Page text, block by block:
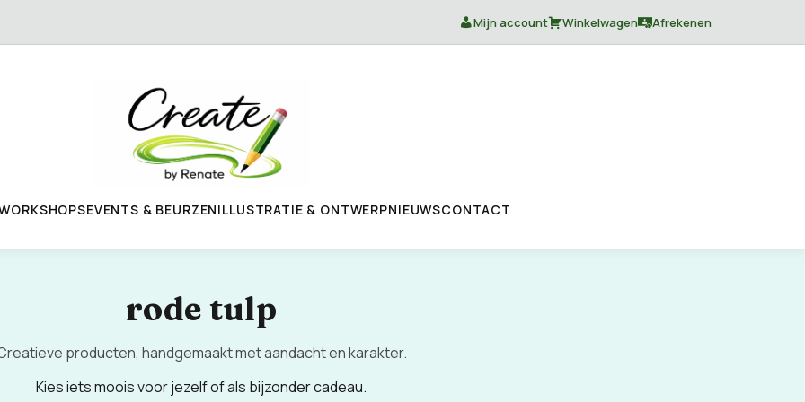
Mijn account Winkelwagen Afrekenen
EVENTS & BEURZENILLUSTRATIE & ONTWERPNIEUWSCONTACT
rode tulp
producten, handgemaakt met aandacht en karakter.
Kies iets moois voor jezelf of als bijzonder cadeau.